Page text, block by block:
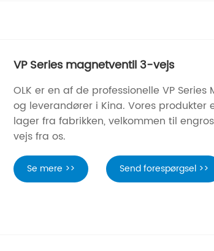
VP Series magnetventil 3-vejs
OLK er en af ​​de professionelle VP
og leverandører i Kina. Vores
lager fra fabrikken, velkommen til
vejs fra os.
Se mere >> Send forespørgsel >>